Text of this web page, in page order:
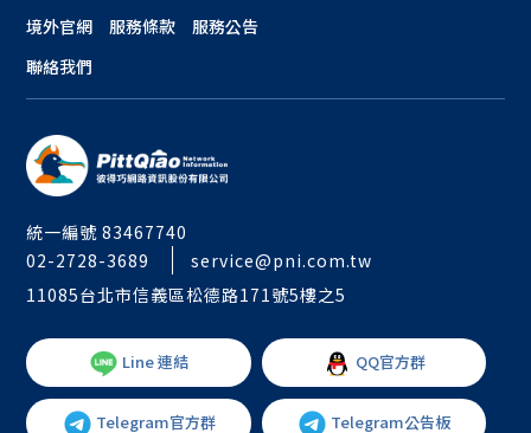
境外官網
服務條款
服務公告
聯絡我們
統一編號 83467740
02-2728-3689
service@pni.com.tw
11085台北市信義區松德路171號5樓之5
Line 連結 QQ官方群
Telegram官方群 Telegram公告板